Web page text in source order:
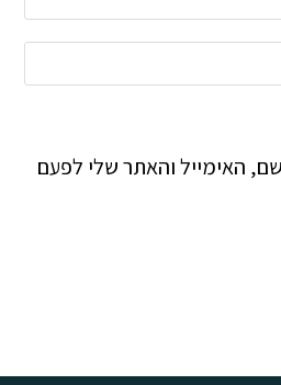
האימייל והאתר שלי לפעם